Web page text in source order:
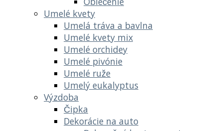
Umelé kvety
Umelá tráva a bavlna
Umelé kvety mix
Umelé orchidey
Umelé pivónie
Umelé ruže
Umelý eukalyptus
Výzdoba
Čipka
Dekorácie na auto